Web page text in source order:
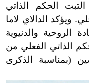
التبت الحكم الذاتي
ويؤكد الدالاي لاما
الروحية والدنيوية
الذاتي الفعلي من
(بمناسبة الذكرى